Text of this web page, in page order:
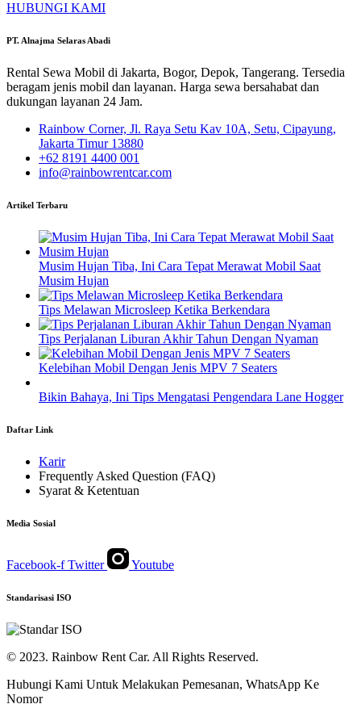
HUBUNGI KAMI
PT. Alnajma Selaras Abadi
Rental Sewa Mobil di Jakarta, Bogor, Depok, Tangerang. Tersedia
beragam jenis mobil dan layanan. Harga sewa bersahabat dan
dukungan layanan 24 Jam.
Rainbow Corner, Jl. Raya Setu Kav 10A, Setu, Cipayung,
Jakarta Timur 13880
+62 8191 4400 001
info@rainbowrentcar.com
Artikel Terbaru
Musim Hujan Tiba, Ini Cara Tepat Merawat Mobil Saat
Musim Hujan
Tips Melawan Microsleep Ketika Berkendara
Tips Perjalanan Liburan Akhir Tahun Dengan Nyaman
Kelebihan Mobil Dengan Jenis MPV 7 Seaters
Bikin Bahaya, Ini Tips Mengatasi Pengendara Lane Hogger
Daftar Link
Karir
Frequently Asked Question (FAQ)
Syarat & Ketentuan
Media Sosial
Facebook-f Twitter Youtube
Standarisasi ISO
© 2023. Rainbow Rent Car. All Rights Reserved.
Hubungi Kami Untuk Melakukan Pemesanan, WhatsApp Ke
Nomor